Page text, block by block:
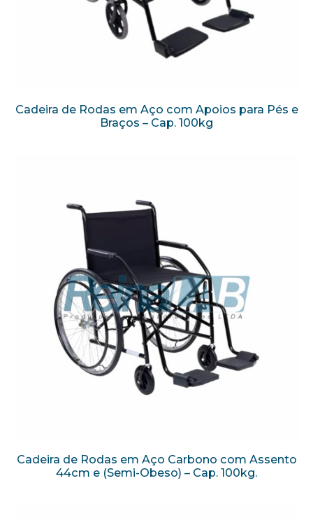
Cadeira de Rodas em Aço com Apoios para Pés e
Braços – Cap. 100kg
Cadeira de Rodas em Aço Carbono com Assento
44cm e (Semi-Obeso) – Cap. 100kg.